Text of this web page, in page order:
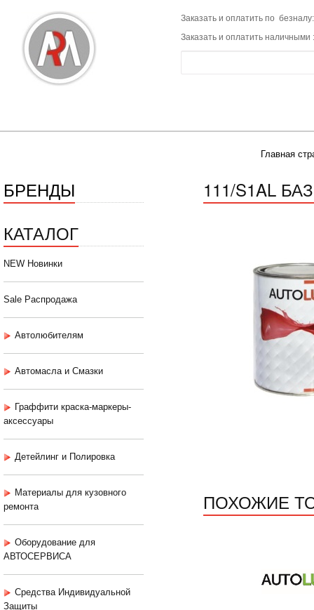
Заказать и оплатить по
Заказать и оплатить наличными
Главная
БРЕНДЫ
КАТАЛОГ
NEW Новинки
Sale Распродажа
Автолюбителям
Автомасла и Смазки
Граффити краска-маркеры-
аксессуары
Детейлинг и Полировка
Материалы для кузовного
ремонта
Оборудование для
АВТОСЕРВИСА
Средства Индивидуальной
Защиты
111/S1AL
ПОХОЖИЕ